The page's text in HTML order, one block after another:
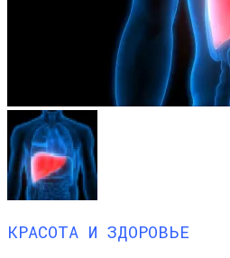
КРАСОТА И ЗДОРОВЬЕ